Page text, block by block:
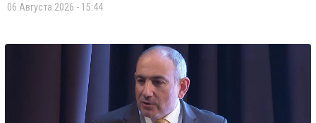
06 Августа 2026 - 15:44